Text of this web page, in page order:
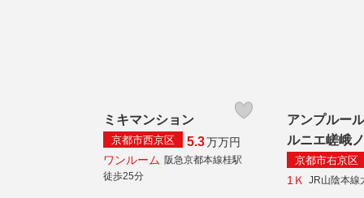
ミキマンション
京都市西京区 5.3万万円
ワンルーム 阪急京都本線桂駅
徒歩25分
アンプルー
ルニエ嵯峨
京都市右京区
1Ｋ JR山陰本線